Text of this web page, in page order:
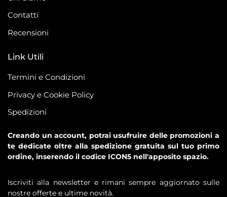
Contatti
Recensioni
Link Utili
Termini e Condizioni
Privacy e Cookie Policy
Spedizioni
Creando un account, potrai usufruire delle promozioni a
te dedicate oltre alla spedizione gratuita sul tuo primo
ordine, inserendo il codice ICON5 nell'apposito spazio.
Iscriviti alla newsletter e rimani sempre aggiornato sulle
nostre offerte e ultime novità.